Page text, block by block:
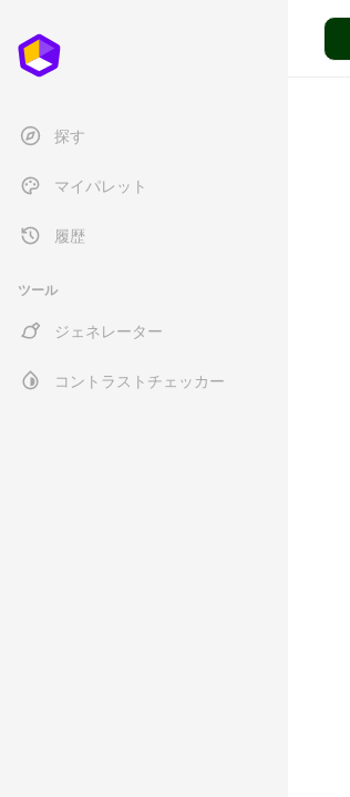
探す
マイパレット
履歴
ツール
ジェネレーター
コントラストチェッカー